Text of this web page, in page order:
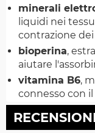
minerali
liquidi nei
contrazione
bioperina,
aiutare
vitamina B6,
connesso con